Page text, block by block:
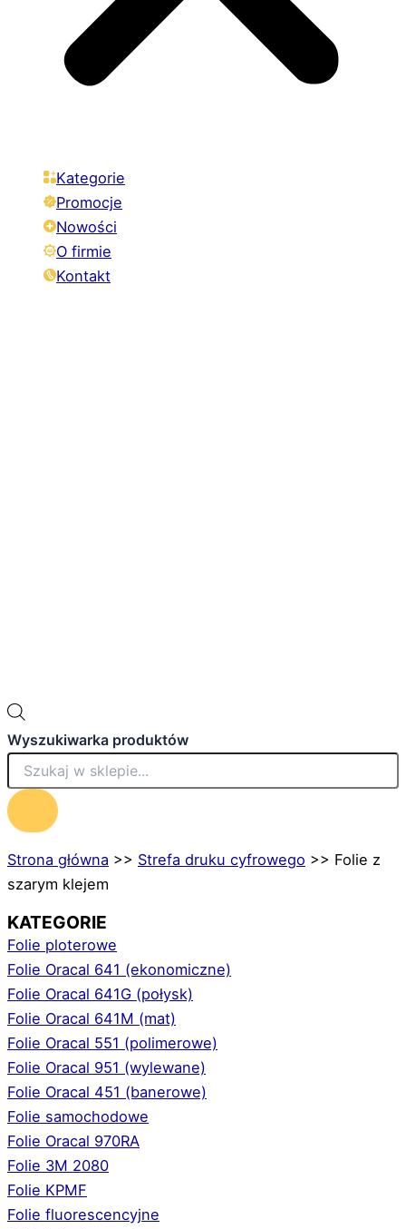
Kategorie
Promocje
Nowości
O firmie
Kontakt
Wyszukiwarka produktów
Strona główna >> Strefa druku cyfrowego >> Folie z
szarym klejem
KATEGORIE
Folie ploterowe
Folie Oracal 641 (ekonomiczne)
Folie Oracal 641G (połysk)
Folie Oracal 641M (mat)
Folie Oracal 551 (polimerowe)
Folie Oracal 951 (wylewane)
Folie Oracal 451 (banerowe)
Folie samochodowe
Folie Oracal 970RA
Folie 3M 2080
Folie KPMF
Folie fluorescencyjne